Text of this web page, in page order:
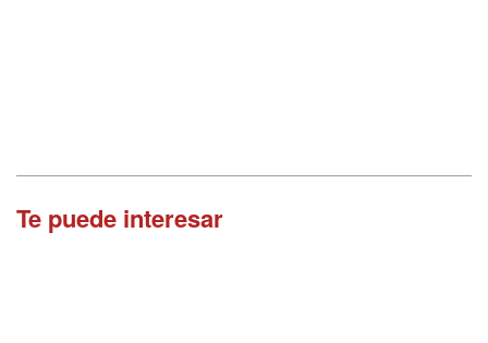
Te puede interesar